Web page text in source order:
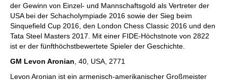
der Gewinn von Einzel- und Mannschaftsgold als Vertreter der
USA bei der Schacholympiade 2016 sowie der Sieg beim
Sinquefield Cup 2016, den London Chess Classic 2016 und den
Tata Steel Masters 2017. Mit einer FIDE-Höchstnote von 2822
ist er der fünfthöchstbewertete Spieler der Geschichte.
GM Levon Aronian , 40, USA, 2771
Levon Aronian ist ein armenisch-amerikanischer Großmeister